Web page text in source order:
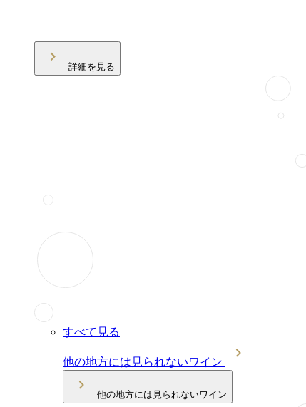
詳細を見る
すべて見る
他の地方には見られないワイン
他の地方には見られないワイン